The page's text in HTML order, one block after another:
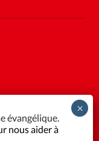
évangélique.
nous aider à